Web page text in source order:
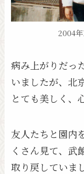
2004
病み上がりだっ
いましたが、北
とても美しく、
友人たちと園内
くさん見て、武
取り戻していま